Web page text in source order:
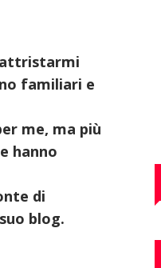
familiari e
me, ma più
hanno
di
blog.